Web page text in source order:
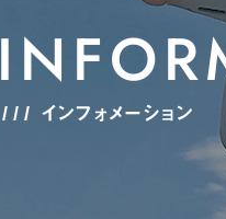
インフォメーション